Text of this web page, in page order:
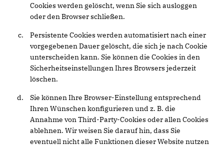
Cookies werden gelöscht, wenn Sie sich ausloggen
oder den Browser schließen.
Persistente Cookies werden automatisiert nach einer
vorgegebenen Dauer gelöscht, die sich je nach Cookie
unterscheiden kann. Sie können die Cookies in den
Sicherheitseinstellungen Ihres Browsers jederzeit
löschen.
Sie können Ihre Browser-Einstellung entsprechend
Ihren Wünschen konfigurieren und z. B. die
Annahme von Third-Party-Cookies oder allen Cookies
ablehnen. Wir weisen Sie darauf hin, dass Sie
eventuell nicht alle Funktionen dieser Website nutzen